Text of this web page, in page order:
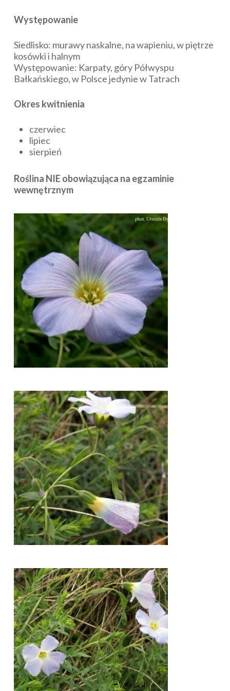
Występowanie
Siedlisko: murawy naskalne, na wapieniu, w piętrze
kosówki i halnym
Występowanie: Karpaty, góry Półwyspu
Bałkańskiego, w Polsce jedynie w Tatrach
Okres kwitnienia
czerwiec
lipiec
sierpień
Roślina NIE obowiązująca na egzaminie
wewnętrznym